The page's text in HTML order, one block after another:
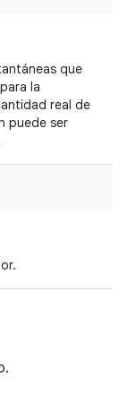
que
la
real de
puede ser